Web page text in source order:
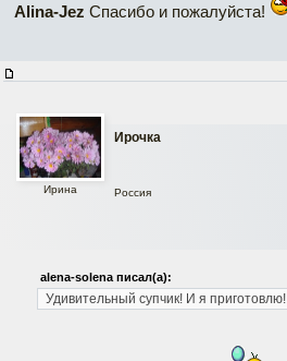
Alina-Jez Спасибо и пожалуйста!
Ирочка
Ирина Россия
alena-solena писал(а):
Удивительный супчик! И я приготовлю!